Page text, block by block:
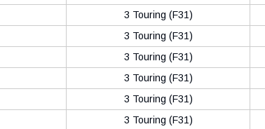
3 Touring (F31)
3 Touring (F31)
3 Touring (F31)
3 Touring (F31)
3 Touring (F31)
3 Touring (F31)